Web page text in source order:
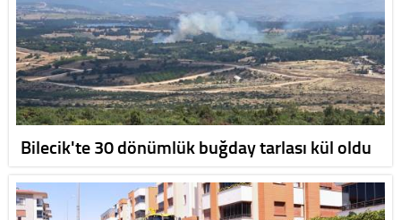
Bilecik'te 30 dönümlük buğday tarlası kül oldu